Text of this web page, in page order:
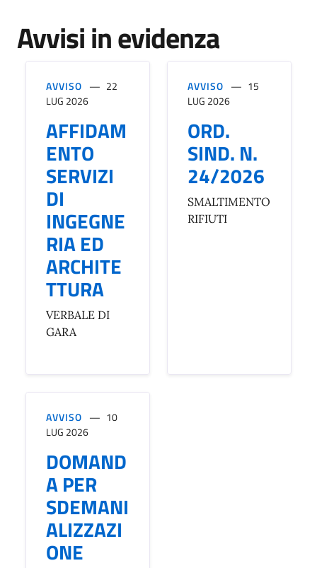
Avvisi in evidenza
AVVISO
22
LUG 2026
AFFIDAM
ENTO
SERVIZI
DI
INGEGNE
RIA ED
ARCHITE
TTURA
VERBALE DI
GARA
AVVISO
15
LUG 2026
ORD.
SIND. N.
24/2026
SMALTIMENTO
RIFIUTI
AVVISO
10
LUG 2026
DOMAND
A PER
SDEMANI
ALIZZAZI
ONE